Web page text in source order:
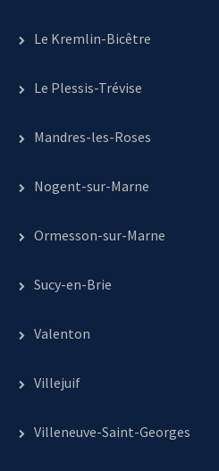
Le Kremlin-Bicêtre
Le Plessis-Trévise
Mandres-les-Roses
Nogent-sur-Marne
Ormesson-sur-Marne
Sucy-en-Brie
Valenton
Villejuif
Villeneuve-Saint-Georges